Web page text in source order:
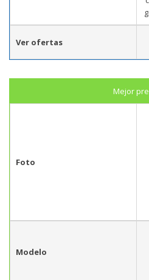
Ver ofertas
Mejor
Foto
Modelo